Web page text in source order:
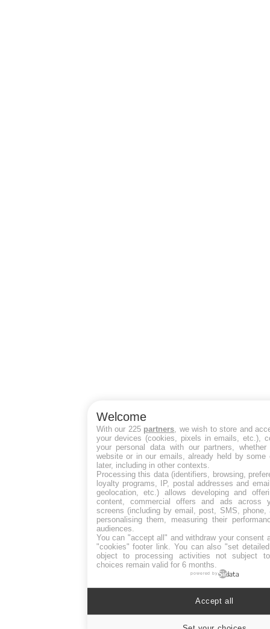
Welcome
With our 225 partners , we wish to store and
your devices (cookies, pixels in emails, etc.),
your personal data with our partners,
website or in our emails, already held by some
later, including in other contexts.
Processing this data (identifiers, browsing,
loyalty programs, IP, postal addresses and
geolocation, etc.) allows developing and
content, commercial offers and ads across
screens (including by email, post, SMS, phone,
personalising them, measuring their
audiences.
You can "accept all" and withdraw your consent
"cookies" footer link . You can also "set
object to processing activities not subject
choices remain valid for 6 months.
powered by
Accept all